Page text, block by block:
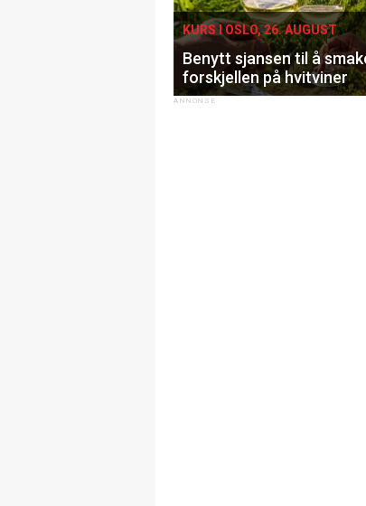
KURS I OSLO, 26. AUGUST
Benytt sjansen til å
forskjellen på hvitviner